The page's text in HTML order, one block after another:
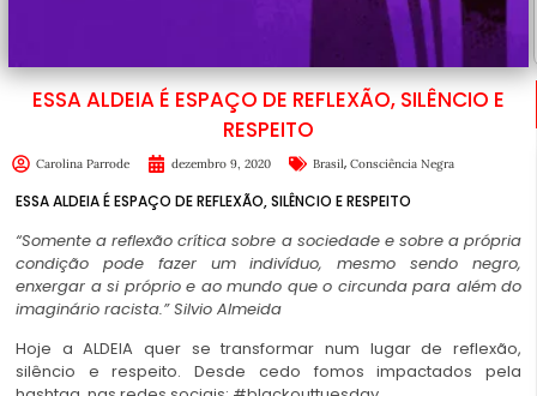
ESSA ALDEIA É ESPAÇO DE REFLEXÃO, SILÊNCIO E
RESPEITO
Carolina Parrode dezembro 9, 2020 Brasil, Consciência Negra
ESSA ALDEIA É ESPAÇO DE REFLEXÃO, SILÊNCIO E RESPEITO
“Somente a reflexão crítica sobre a sociedade e sobre a própria
condição pode fazer um indivíduo, mesmo sendo negro,
enxergar a si próprio e ao mundo que o circunda para além do
imaginário racista.”Silvio Almeida
Hoje a ALDEIA quer se transformar num lugar de reflexão,
silêncio e respeito. Desde cedo fomos impactados pela